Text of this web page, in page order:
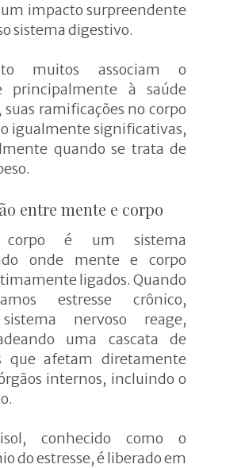
impacto surpreendente
sistema digestivo.
muitos associam o
principalmente à saúde
ramificações no corpo
igualmente significativas,
quando se trata de
entre mente e corpo
corpo é um sistema
onde mente e corpo
ligados. Quando
estresse crônico,
nervoso reage,
uma cascata de
que afetam diretamente
internos, incluindo o
conhecido como o
do estresse, é liberado em